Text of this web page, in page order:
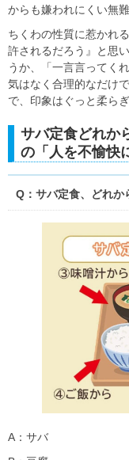
からも嫌われにくい無
ちくわの性質に惹かれ
許されるだろう』と思
うか、「一言言ってく
気はなく合理的なだけ
で、印象はぐっと柔らぎ
サバ定食どれか
の「人を不愉快
Q：サバ定食、どれか
A：サバ